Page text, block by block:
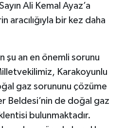
Ali Kemal Ayaz’a
aracılığıyla bir kez daha
şu an en önemli sorunu
Karakoyunlu
gaz sorununu çözüme
Beldesi’nin de doğal gaz
bulunmaktadır.